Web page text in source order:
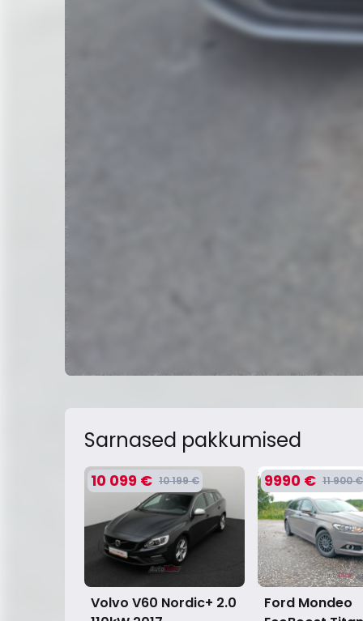
Sarnased pakkumised
10 099 € 10 199 €
Volvo V60 Nordic+ 2.0
9990 € 11 900 €
Ford Mondeo